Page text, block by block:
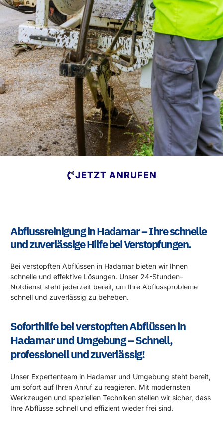
JETZT ANRUFEN
Abflussreinigung in Hadamar – Ihre schnelle
und zuverlässige Hilfe bei Verstopfungen.
Bei verstopften Abflüssen in Hadamar bieten wir Ihnen
schnelle und effektive Lösungen. Unser 24-Stunden-
Notdienst steht jederzeit bereit, um Ihre Abflussprobleme
schnell und zuverlässig zu beheben.
Soforthilfe bei verstopften Abflüssen in
Hadamar und Umgebung – Schnell,
professionell und zuverlässig!
Unser Expertenteam in Hadamar und Umgebung steht bereit,
um sofort auf Ihren Anruf zu reagieren. Mit modernsten
Werkzeugen und speziellen Techniken stellen wir sicher, dass
Ihre Abflüsse schnell und effizient wieder frei sind.